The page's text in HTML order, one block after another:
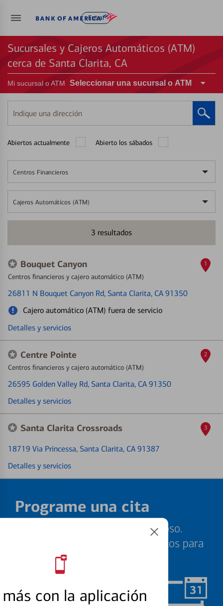
Entrar
con la aplicación
Sucursales y Cajeros Automáticos (ATM)
cerca de Santa Clarita, CA
Mi sucursal o ATM Seleccionar una sucursal o ATM
Indique
una
Abiertos actualmente Abierto los sábados
Centros Financieros
Cajeros Automáticos (ATM)
3 resultados
Bouquet Canyon
Centros financieros y cajero automático (ATM)
26811 N Bouquet Canyon Rd, Santa Clarita, CA 91350
Cajero automático (ATM) fuera de servicio
Detalles y servicios
1
Centre Pointe
Centros financieros y cajero automático (ATM)
26595 Golden Valley Rd, Santa Clarita, CA 91350
Detalles y servicios
2
Santa Clarita Crossroads
18719 Via Princessa, Santa Clarita, CA 91387
Detalles y servicios
3
Programe una cita
Sabemos que su tiempo es valioso.
Nuestros especialistas están listos para
ayudarle cuando quiera.
Programar ahora